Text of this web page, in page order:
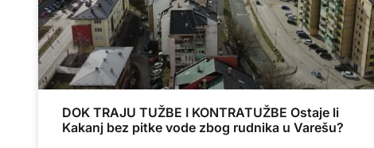
DOK TRAJU TUŽBE I KONTRATUŽBE Ostaje li
Kakanj bez pitke vode zbog rudnika u Varešu?